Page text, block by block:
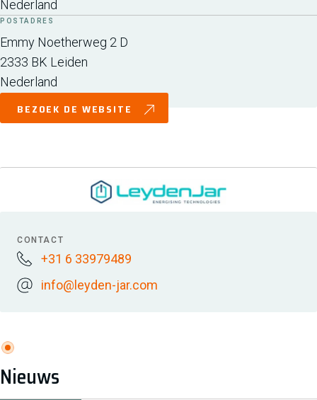
Nederland
POSTADRES
Emmy Noetherweg 2 D
2333 BK Leiden
Nederland
BEZOEK DE WEBSITE
CONTACT
+31 6 33979489
info@leyden-jar.com
Nieuws